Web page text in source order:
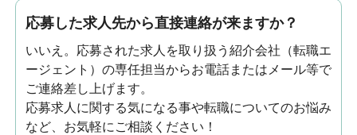
応募した求人先から直接連絡が来ますか？
いいえ。応募された求人を取り扱う紹介会社（転職エ
ージェント）の専任担当からお電話またはメール等で
ご連絡差し上げます。
応募求人に関する気になる事や転職についてのお悩み
など、お気軽にご相談ください！